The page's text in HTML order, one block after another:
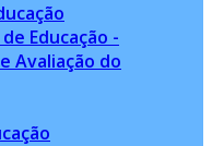
Educação -
Avaliação do